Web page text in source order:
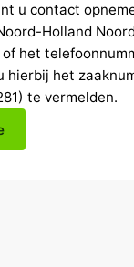
u contact
Holland
het
hierbij het
te vermelden.